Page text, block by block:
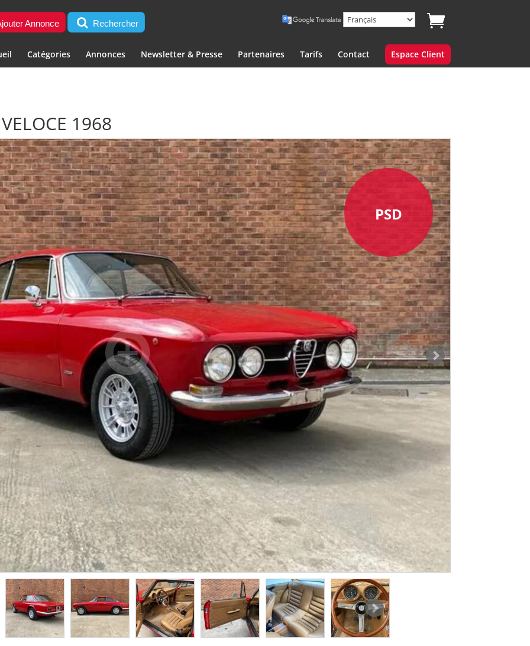
Annonce Rechercher
Catégories Annonces Newsletter & Presse Partenaires Tarifs Contact Espace Client
1968
PSD